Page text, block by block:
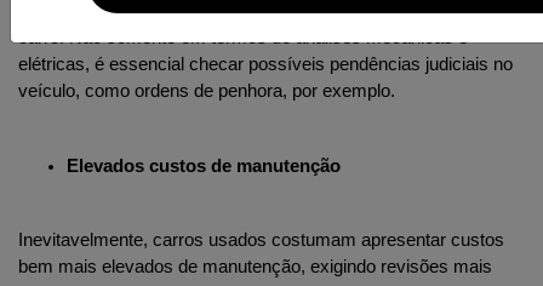
Outra preocupação é a verificação quanto à regularidade do
elétricas, é essencial checar possíveis pendências judiciais no
veículo, como ordens de penhora, por exemplo.
Elevados custos de manutenção
Inevitavelmente, carros usados costumam apresentar custos
bem mais elevados de manutenção, exigindo revisões mais